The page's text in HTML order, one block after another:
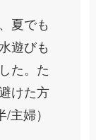
夏でも
遊びも
た。た
けた方
主婦）